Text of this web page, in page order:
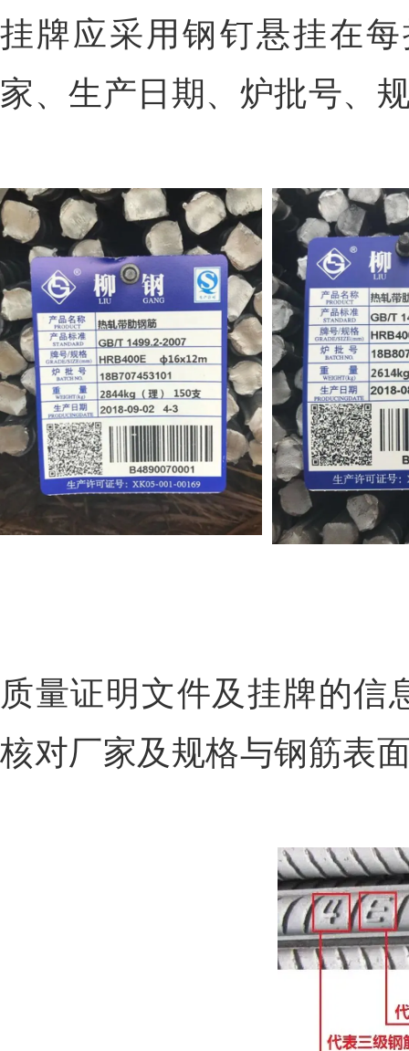
挂牌应采用钢钉悬挂在
家、生产日期、炉批号、
质量证明文件及挂牌的信
核对厂家及规格与钢筋表